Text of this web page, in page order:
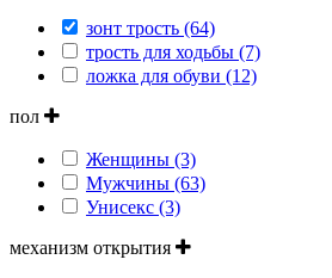
зонт трость (64)
трость для ходьбы (7)
ложка для обуви (12)
пол
Женщины (3)
Мужчины (63)
Унисекс (3)
механизм открытия